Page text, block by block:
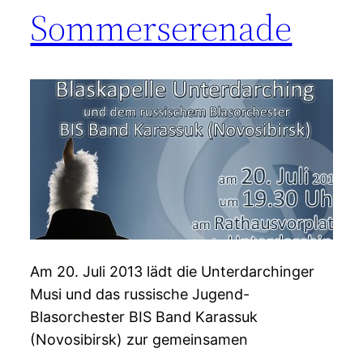
Sommerserenade
Am 20. Juli 2013 lädt die Unterdarchinger
Musi und das russische Jugend-
Blasorchester BIS Band Karassuk
(Novosibirsk) zur gemeinsamen